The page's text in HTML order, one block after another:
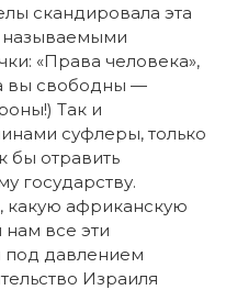
скандировала эта
называемыми
«Права человека»,
вы свободны —
Так и
суфлеры, только
бы отравить
государству.
какую африканскую
нам все эти
под давлением
Израиля